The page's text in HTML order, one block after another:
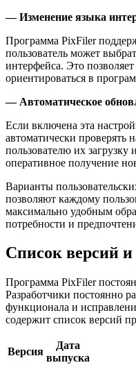
— Изменение языка
Программа PixFiler
пользователь может
интерфейса. Это
ориентироваться в
— Автоматическое
Если включена эта
автоматически проверять
пользователю их загрузку
оперативное получение
Варианты
позволяют каждому
максимально удобным
потребности и
Список версий и
Программа PixFiler
Разработчики постоянно
функционала и
содержит список версий
Версия
Дата
выпуска